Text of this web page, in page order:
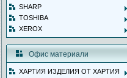
SHARP
TOSHIBA
XEROX
Офис материали
ХАРТИЯ ИЗДЕЛИЯ ОТ ХАРТИЯ